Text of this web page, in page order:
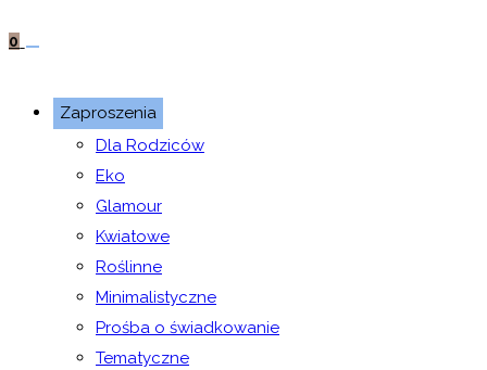
0
Zaproszenia
Dla Rodziców
Eko
Glamour
Kwiatowe
Roślinne
Minimalistyczne
Prośba o świadkowanie
Tematyczne